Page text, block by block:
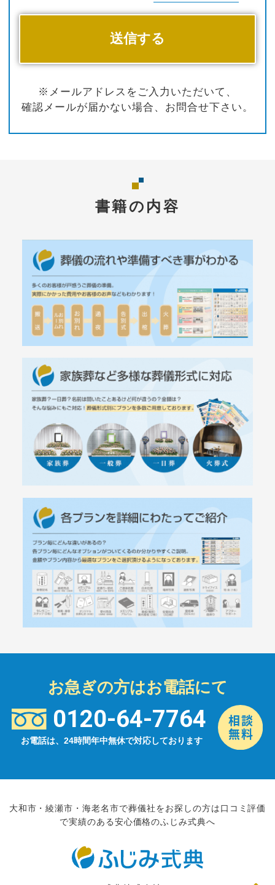
※メールアドレスをご入力いただいて、
確認メールが届かない場合、お問合せ下さい。
書籍の内容
お急ぎの方はお電話にて
0120-64-7764
お電話は、24時間年中無休で対応しております
大和市・綾瀬市・海老名市で葬儀社をお探しの方は口コミ評価
で実績のある安心価格のふじみ式典へ